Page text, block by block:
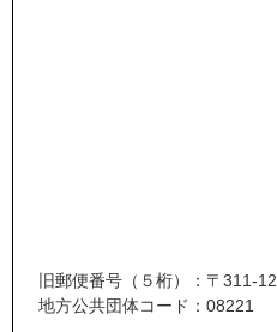
旧郵便番号（５桁）：〒311-12
地方公共団体コード：08221